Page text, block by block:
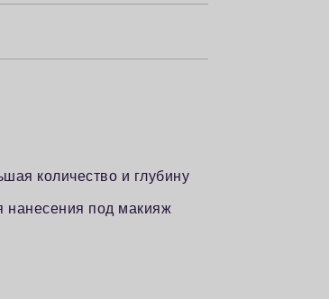
количество и глубину
нанесения под макияж